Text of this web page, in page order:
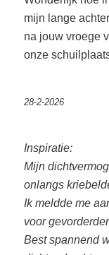
mijn lange
na jouw vroege
onze
28-2-2026
Inspiratie:
Mijn
onlangs
Ik meldde me
voor
Best spannend